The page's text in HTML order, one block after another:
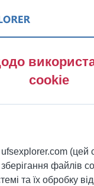
cookie
(цей
файлів
та їх обробку